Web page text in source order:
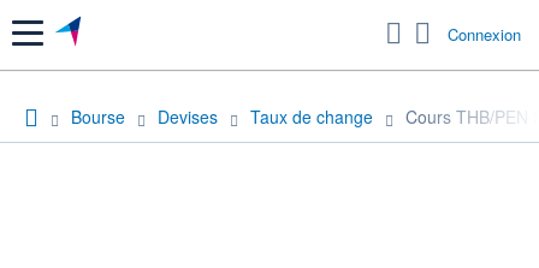
Menu Connexion
Bourse Devises Taux de change Cours THB/PEN